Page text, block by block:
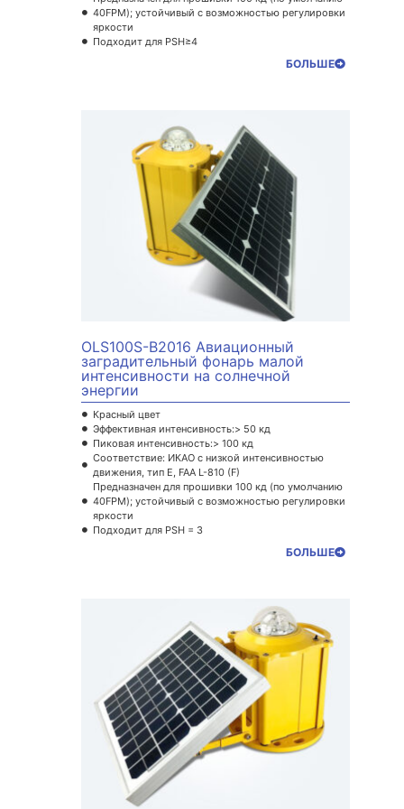
40FPM); устойчивый с возможностью регулировки
яркости
Подходит для PSH≥4
БОЛЬШЕ
OLS100S-B2016 Авиационный
заградительный фонарь малой
интенсивности на солнечной
энергии
Красный цвет
Эффективная интенсивность:> 50 кд
Пиковая интенсивность:> 100 кд
Соответствие: ИКАО с низкой интенсивностью
движения, тип E, FAA L-810 (F)
Предназначен для прошивки 100 кд (по умолчанию
40FPM); устойчивый с возможностью регулировки
яркости
Подходит для PSH = 3
БОЛЬШЕ